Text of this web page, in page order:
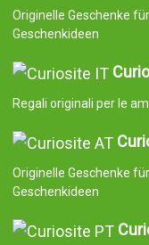
Originelle Geschenke
Geschenkideen
Regali originali per le
Originelle Geschenke
Geschenkideen